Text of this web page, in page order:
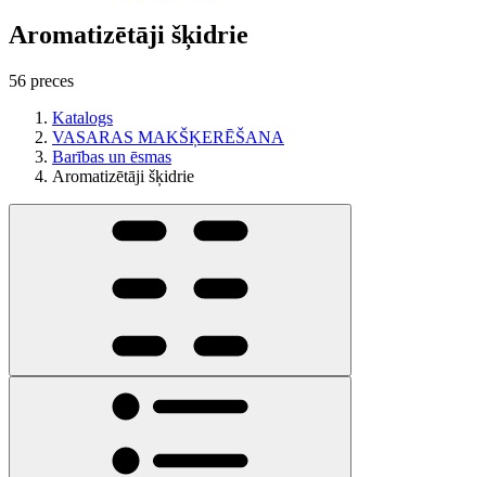
Aromatizētāji šķidrie
56 preces
Katalogs
VASARAS MAKŠĶERĒŠANA
Barības un ēsmas
Aromatizētāji šķidrie